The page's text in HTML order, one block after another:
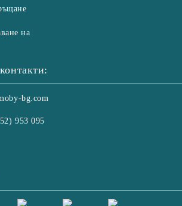
на
bg.com
953 095